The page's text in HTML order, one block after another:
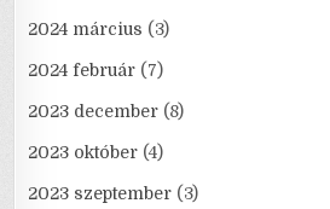
2024 március (3)
2024 február (7)
2023 december (8)
2023 október (4)
2023 szeptember (3)